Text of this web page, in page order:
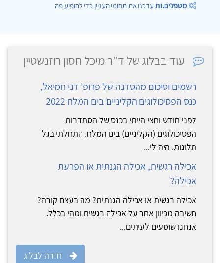
מטפלים.ותעדכנו את תחומי העניין כדי להופיע פה
עוד בבלוג של ד"ר מיכל חסון רוזנשטיין
רשמים וסיכום מהסדנה של פרופ' דני חמיאל,
כנס הפסיכולוגים הקליניים בים המלח 2022
לפני חודש וחצי הייתי בכנס של הסתדרות
הפסיכולוגים (הקליניים) בים המלח. התחלתי בגל
תלונות. היה לי...
אכילה רגשית, אכילה הגנתית או הפרעת
אכילה?
אכילה רגשית או אכילה הגנתית? מה בעצם קורה?
חשיבה מכיוון אחר על אכילה רגשית ומהי בכלל.
אנחנו שומעים לעיתים...
חזרה לבלוג